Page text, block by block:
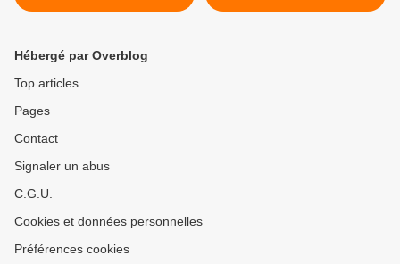
>
Hébergé par Overblog
Top articles
Pages
Contact
Signaler un abus
C.G.U.
Cookies et données personnelles
Préférences cookies